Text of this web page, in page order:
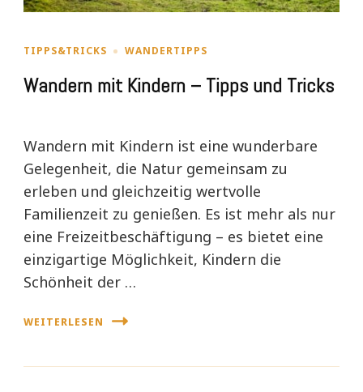
TIPPS&TRICKS WANDERTIPPS
Wandern mit Kindern – Tipps und Tricks
Wandern mit Kindern ist eine wunderbare
Gelegenheit, die Natur gemeinsam zu
erleben und gleichzeitig wertvolle
Familienzeit zu genießen. Es ist mehr als nur
eine Freizeitbeschäftigung – es bietet eine
einzigartige Möglichkeit, Kindern die
Schönheit der …
WEITERLESEN